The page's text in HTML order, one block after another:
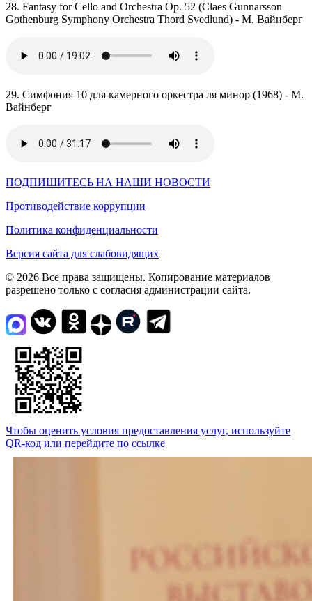
28. Fantasy for Cello and Orchestra Op. 52 (Claes Gunnarsson
Gothenburg Symphony Orchestra Thord Svedlund) - М. Вайнберг
29. Симфония 10 для камерного оркестра ля минор (1968) - М.
Вайнберг
ПОДПИШИТЕСЬ НА НАШИ НОВОСТИ
Противодействие коррупции
Политика конфиденциальности
Версия сайта для слабовидящих
© 2026 Все права защищены. Копирование материалов
разрешено только с согласия администрации сайта.
Чтобы оценить условия предоставления услуг, используйте
QR-код или перейдите по ссылке